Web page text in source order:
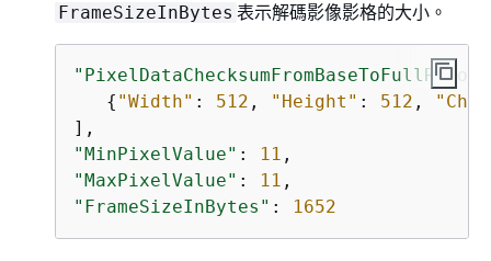
FrameSizeInBytes 表示解碼影像影格的大小。
{ "Width" : 512 , "Height" : 512 ,
"MinPixelValue" : 11
"MaxPixelValue" : 11
"FrameSizeInBytes" : 1652